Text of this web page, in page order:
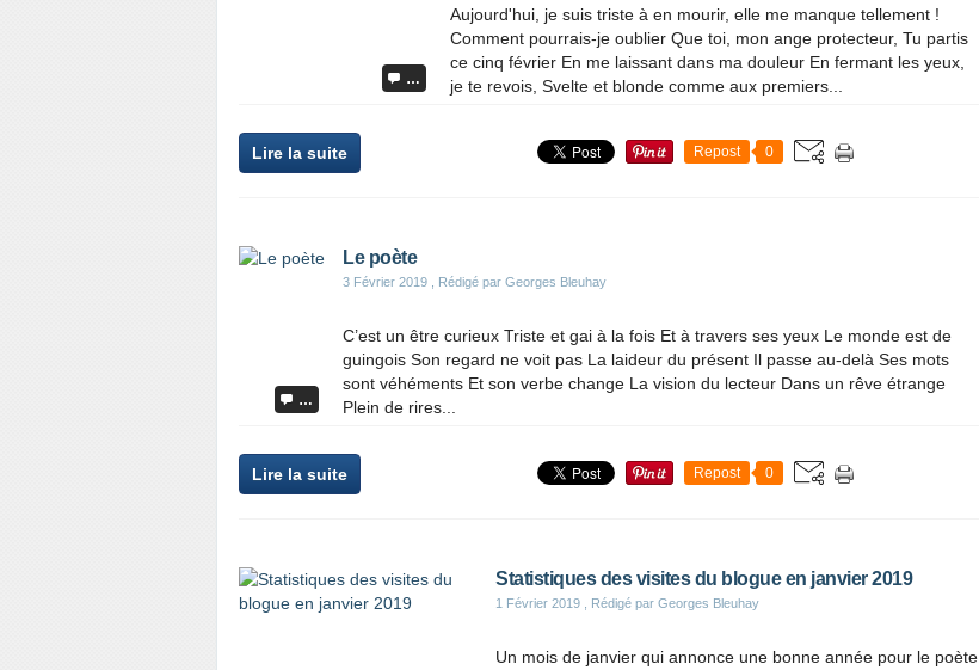
…
Aujourd'hui, je suis triste à en mourir, elle me manque tellement !
Comment pourrais-je oublier Que toi, mon ange protecteur, Tu partis
ce cinq février En me laissant dans ma douleur En fermant les yeux,
je te revois, Svelte et blonde comme aux premiers...
Lire la suite Repost 0
…
Le poète
3 Février 2019 , Rédigé par Georges Bleuhay
C’est un être curieux Triste et gai à la fois Et à travers ses yeux Le monde est de
guingois Son regard ne voit pas La laideur du présent Il passe au-delà Ses mots
sont véhéments Et son verbe change La vision du lecteur Dans un rêve étrange
Plein de rires...
Lire la suite Repost 0
Statistiques des visites du blogue en janvier 2019
1 Février 2019 , Rédigé par Georges Bleuhay
Un mois de janvier qui annonce une bonne année pour le poète